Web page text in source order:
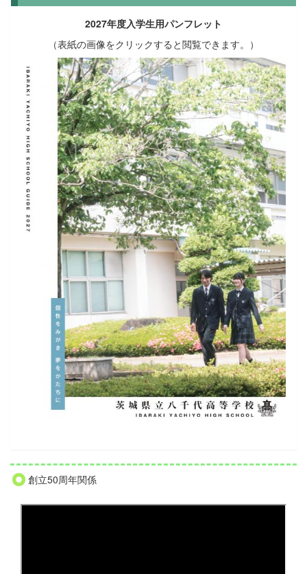
2027年度入学生用パンフレット
（表紙の画像をクリックすると閲覧できます。）
創立50周年関係